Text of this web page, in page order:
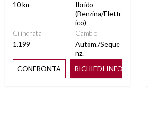
SENSORI LUCI
RETROVISORE
10 km
Ibrido
(Benzina/Elettr
ico)
Cilindrata
1.199
Cambio
Autom./Seque
nz.
CONFRONTA
RICHIEDI INFO